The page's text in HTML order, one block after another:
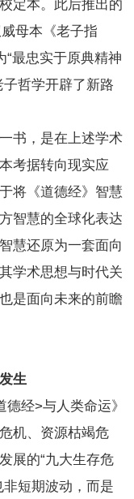
定本。此后推出的
母本《老子指
“最忠实于原典精神
哲学开辟了新路
书，是在上述学术
考据转向现实应
将《道德经》智慧
智慧的全球化表达
慧还原为一套面向
学术思想与时代关
是面向未来的前瞻
生
经>与人类命运》
机、资源枯竭危
展的“九大生存危
短期波动，而是